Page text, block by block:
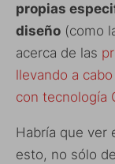
propias
diseño (como
acerca de las
llevando a
con tecnología
Habría que ver
esto, no sólo